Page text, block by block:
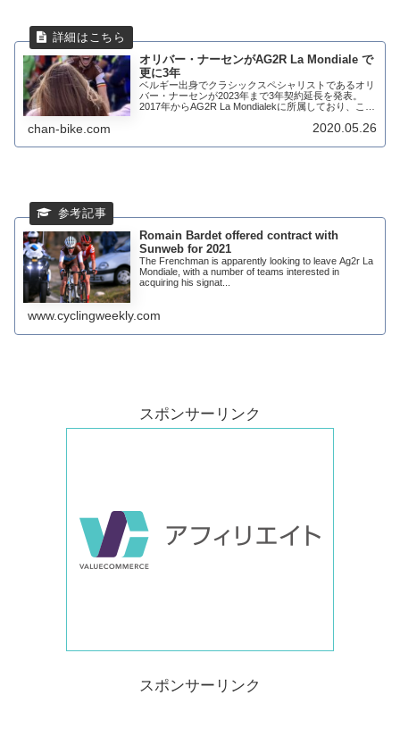
オリバー・ナーセンがAG2R La Mondiale で
更に3年
ベルギー出身でクラシックスペシャリストであるオリ
バー・ナーセンが2023年まで3年契約延長を発表。
2017年からAG2R La Mondialekに所属しており、これ
chan-bike.com 2020.05.26
Romain Bardet offered contract with
Sunweb for 2021
The Frenchman is apparently looking to leave Ag2r La
Mondiale, with a number of teams interested in
acquiring his signat...
www.cyclingweekly.com
スポンサーリンク
スポンサーリンク